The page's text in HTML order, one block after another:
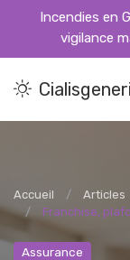
Incendies en
vigilance
Accueil Articles
Franchise,
Assurance